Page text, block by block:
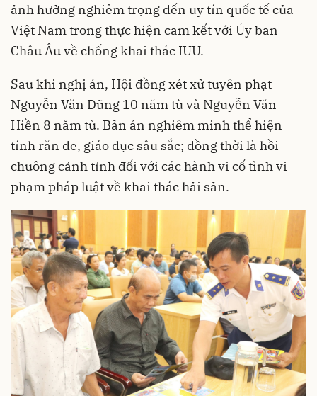
ảnh hưởng nghiêm trọng đến uy tín quốc tế của
Việt Nam trong thực hiện cam kết với Ủy ban
Châu Âu về chống khai thác IUU.
Sau khi nghị án, Hội đồng xét xử tuyên phạt
Nguyễn Văn Dũng 10 năm tù và Nguyễn Văn
Hiền 8 năm tù. Bản án nghiêm minh thể hiện
tính răn đe, giáo dục sâu sắc; đồng thời là hồi
chuông cảnh tỉnh đối với các hành vi cố tình vi
phạm pháp luật về khai thác hải sản.